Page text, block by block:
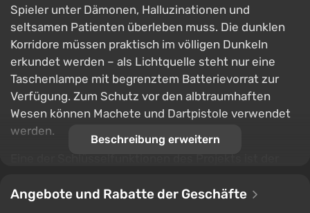
Spieler unter Dämonen, Halluzinationen und
seltsamen Patienten überleben muss. Die dunklen
Korridore müssen praktisch im völligen Dunkeln
erkundet werden – als Lichtquelle steht nur eine
Taschenlampe mit begrenztem Batterievorrat zur
Verfügung. Zum Schutz vor den albtraumhaften
Wesen können Machete und Dartpistole verwendet
werden.
Angst. Die Mannequins sind hier nicht nur Teil der
Beschreibung erweitern
Angebote und Rabatte der Geschäfte